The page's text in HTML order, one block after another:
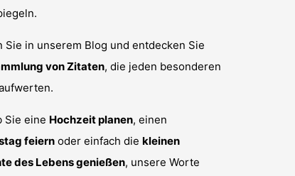
Sie in unserem Blog und entdecken Sie
von Zitaten, die jeden besonderen
Sie eine Hochzeit planen, einen
feiern oder einfach die kleinen
des Lebens genießen, unsere Worte